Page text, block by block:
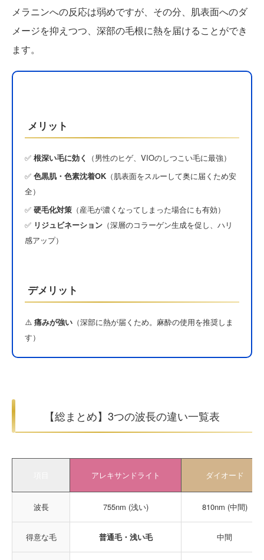
メラニンへの反応は弱めですが、その分、肌表面へのダ
メージを抑えつつ、深部の毛根に熱を届けることができ
ます。
メリット
✅ 根深い毛に効く
（男性のヒゲ、VIOのしつこい毛に最強）
✅ 色黒肌・色素沈着OK （肌表面をスルーして奥に届くため安
全）
✅ 硬毛化対策 （産毛が濃くなってしまった場合にも有効）
✅ リジュビネーション （深層のコラーゲン生成を促し、ハリ
感アップ）
デメリット
⚠️ 痛みが強い （深部に熱が届くため。麻酔の使用を推奨しま
す）
【総まとめ】3つの波長の違い一覧表
アレキサンドライト ダイオード
波長 755nm (浅い) 810nm (中間)
得意な毛 普通毛・浅い毛 中間